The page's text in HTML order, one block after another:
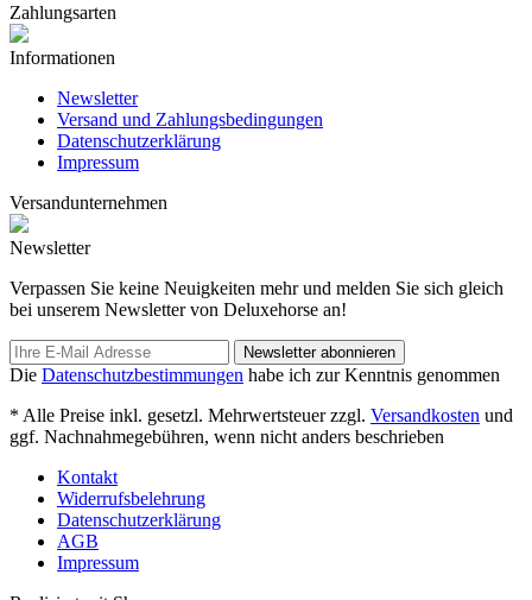
Zahlungsarten
Informationen
Newsletter
Versand und Zahlungsbedingungen
Datenschutzerklärung
Impressum
Versandunternehmen
Newsletter
Verpassen Sie keine Neuigkeiten mehr und melden Sie sich gleich
bei unserem Newsletter von Deluxehorse an!
Newsletter abonnieren
Die Datenschutzbestimmungen habe ich zur Kenntnis genommen
* Alle Preise inkl. gesetzl. Mehrwertsteuer zzgl. Versandkosten und
ggf. Nachnahmegebühren, wenn nicht anders beschrieben
Kontakt
Widerrufsbelehrung
Datenschutzerklärung
AGB
Impressum